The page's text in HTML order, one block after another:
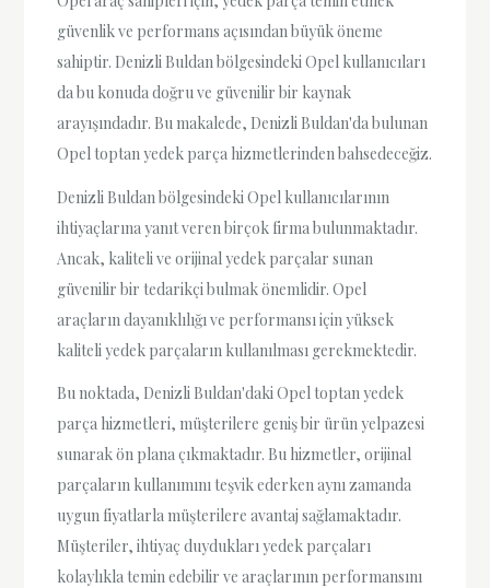
güvenlik ve performans açısından büyük öneme
sahiptir. Denizli Buldan bölgesindeki Opel kullanıcıları
da bu konuda doğru ve güvenilir bir kaynak
arayışındadır. Bu makalede, Denizli Buldan'da bulunan
Opel toptan yedek parça hizmetlerinden bahsedeceğiz.
Denizli Buldan bölgesindeki Opel kullanıcılarının
ihtiyaçlarına yanıt veren birçok firma bulunmaktadır.
Ancak, kaliteli ve orijinal yedek parçalar sunan
güvenilir bir tedarikçi bulmak önemlidir. Opel
araçların dayanıklılığı ve performansı için yüksek
kaliteli yedek parçaların kullanılması gerekmektedir.
Bu noktada, Denizli Buldan'daki Opel toptan yedek
parça hizmetleri, müşterilere geniş bir ürün yelpazesi
sunarak ön plana çıkmaktadır. Bu hizmetler, orijinal
parçaların kullanımını teşvik ederken aynı zamanda
uygun fiyatlarla müşterilere avantaj sağlamaktadır.
Müşteriler, ihtiyaç duydukları yedek parçaları
kolaylıkla temin edebilir ve araçlarının performansını